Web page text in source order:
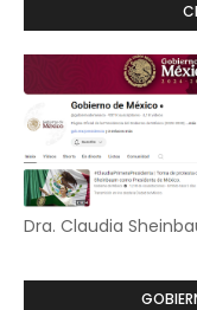
Dra. Claudia